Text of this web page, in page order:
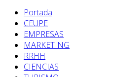
Portada
CEUPE
EMPRESAS
MARKETING
RRHH
CIENCIAS